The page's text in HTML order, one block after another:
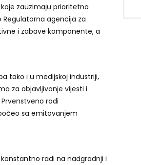
zauzimaju prioritetno
agencija za
i zabave komponente, a
tako i u medijskoj industriji,
za objavljivanje vijesti i
radi
sa emitovanjem
radi na nadgradnji i